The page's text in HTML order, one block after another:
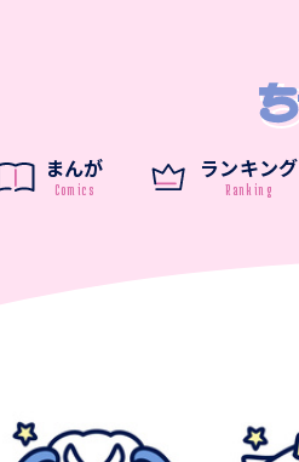
まんが ランキング